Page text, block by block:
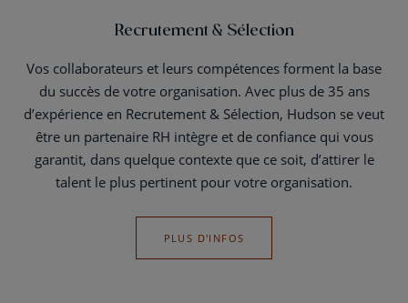
Recrutement & Sélection
Vos collaborateurs et leurs compétences forment la base
du succès de votre organisation. Avec plus de 35 ans
d’expérience en Recrutement & Sélection, Hudson se veut
être un partenaire RH intègre et de confiance qui vous
garantit, dans quelque contexte que ce soit, d’attirer le
talent le plus pertinent pour votre organisation.
PLUS D'INFOS